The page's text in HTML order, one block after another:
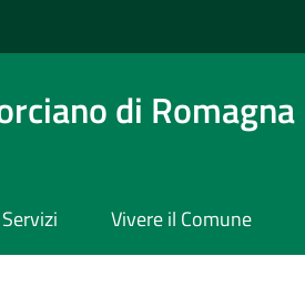
di Romagna
Servizi Vivere il Comune